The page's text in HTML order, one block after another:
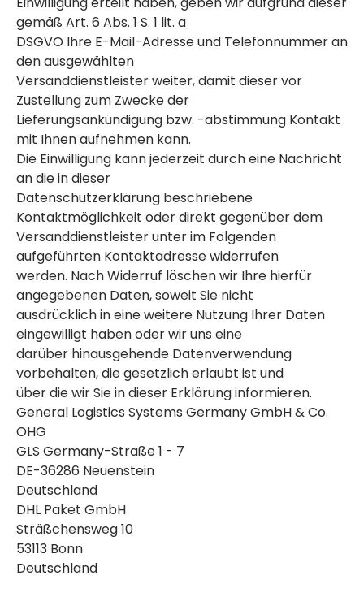
gemäß Art. 6 Abs. 1 S. 1 lit. a
DSGVO Ihre E-Mail-Adresse und Telefonnummer an
den ausgewählten
Versanddienstleister weiter, damit dieser vor
Zustellung zum Zwecke der
Lieferungsankündigung bzw. -abstimmung Kontakt
mit Ihnen aufnehmen kann.
Die Einwilligung kann jederzeit durch eine Nachricht
an die in dieser
Datenschutzerklärung beschriebene
Kontaktmöglichkeit oder direkt gegenüber dem
Versanddienstleister unter im Folgenden
aufgeführten Kontaktadresse widerrufen
werden. Nach Widerruf löschen wir Ihre hierfür
angegebenen Daten, soweit Sie nicht
ausdrücklich in eine weitere Nutzung Ihrer Daten
eingewilligt haben oder wir uns eine
darüber hinausgehende Datenverwendung
vorbehalten, die gesetzlich erlaubt ist und
über die wir Sie in dieser Erklärung informieren.
General Logistics Systems Germany GmbH & Co.
OHG
GLS Germany-Straße 1 - 7
DE-36286 Neuenstein
Deutschland
DHL Paket GmbH
Sträßchensweg 10
53113 Bonn
Deutschland